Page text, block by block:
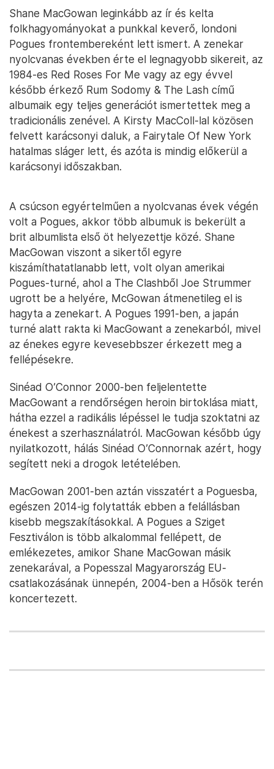
Shane MacGowan leginkább az ír és kelta
folkhagyományokat a punkkal keverő, londoni
Pogues frontembereként lett ismert. A zenekar
nyolcvanas években érte el legnagyobb sikereit, az
1984-es Red Roses For Me vagy az egy évvel
később érkező Rum Sodomy & The Lash című
albumaik egy teljes generációt ismertettek meg a
tradicionális zenével. A Kirsty MacColl-lal közösen
felvett karácsonyi daluk, a Fairytale Of New York
hatalmas sláger lett, és azóta is mindig előkerül a
karácsonyi időszakban.
A csúcson egyértelműen a nyolcvanas évek végén
volt a Pogues, akkor több albumuk is bekerült a
brit albumlista első öt helyezettje közé. Shane
MacGowan viszont a sikertől egyre
kiszámíthatatlanabb lett, volt olyan amerikai
Pogues-turné, ahol a The Clashből Joe Strummer
ugrott be a helyére, McGowan átmenetileg el is
hagyta a zenekart. A Pogues 1991-ben, a japán
turné alatt rakta ki MacGowant a zenekarból, mivel
az énekes egyre kevesebbszer érkezett meg a
fellépésekre.
Sinéad O’Connor 2000-ben feljelentette
MacGowant a rendőrségen heroin birtoklása miatt,
hátha ezzel a radikális lépéssel le tudja szoktatni az
énekest a szerhasználatról. MacGowan később úgy
nyilatkozott, hálás Sinéad O’Connornak azért, hogy
segített neki a drogok letételében.
MacGowan 2001-ben aztán visszatért a Poguesba,
egészen 2014-ig folytatták ebben a felállásban
kisebb megszakításokkal. A Pogues a Sziget
Fesztiválon is több alkalommal fellépett, de
emlékezetes, amikor Shane MacGowan másik
zenekarával, a Popesszal Magyarország EU-
csatlakozásának ünnepén, 2004-ben a Hősök terén
koncertezett.